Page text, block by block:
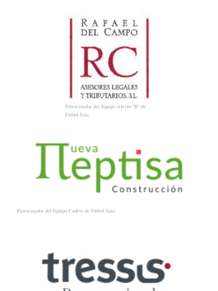
Patrocinador del Equipo Alevín "B" de
Fútbol Sala
Patrocinador del Equipo Cadete de Fútbol Sala